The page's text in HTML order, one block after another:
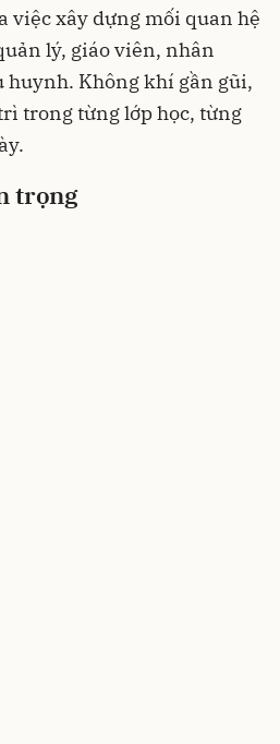
việc xây dựng mối quan hệ
lý, giáo viên, nhân
huynh. Không khí gần gũi,
trong từng lớp học, từng
trọng